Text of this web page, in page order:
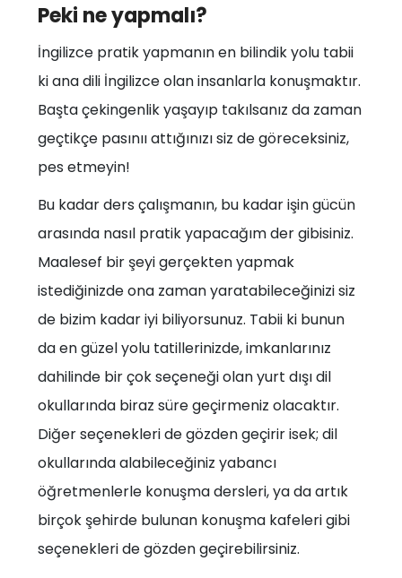
Peki ne yapmalı?
İngilizce pratik yapmanın en bilindik yolu tabii
ki ana dili İngilizce olan insanlarla konuşmaktır.
Başta çekingenlik yaşayıp takılsanız da zaman
geçtikçe pasınıı attığınızı siz de göreceksiniz,
pes etmeyin!
Bu kadar ders çalışmanın, bu kadar işin gücün
arasında nasıl pratik yapacağım der gibisiniz.
Maalesef bir şeyi gerçekten yapmak
istediğinizde ona zaman yaratabileceğinizi siz
de bizim kadar iyi biliyorsunuz. Tabii ki bunun
da en güzel yolu tatillerinizde, imkanlarınız
dahilinde bir çok seçeneği olan yurt dışı dil
okullarında biraz süre geçirmeniz olacaktır.
Diğer seçenekleri de gözden geçirir isek; dil
okullarında alabileceğiniz yabancı
öğretmenlerle konuşma dersleri, ya da artık
birçok şehirde bulunan konuşma kafeleri gibi
seçenekleri de gözden geçirebilirsiniz.